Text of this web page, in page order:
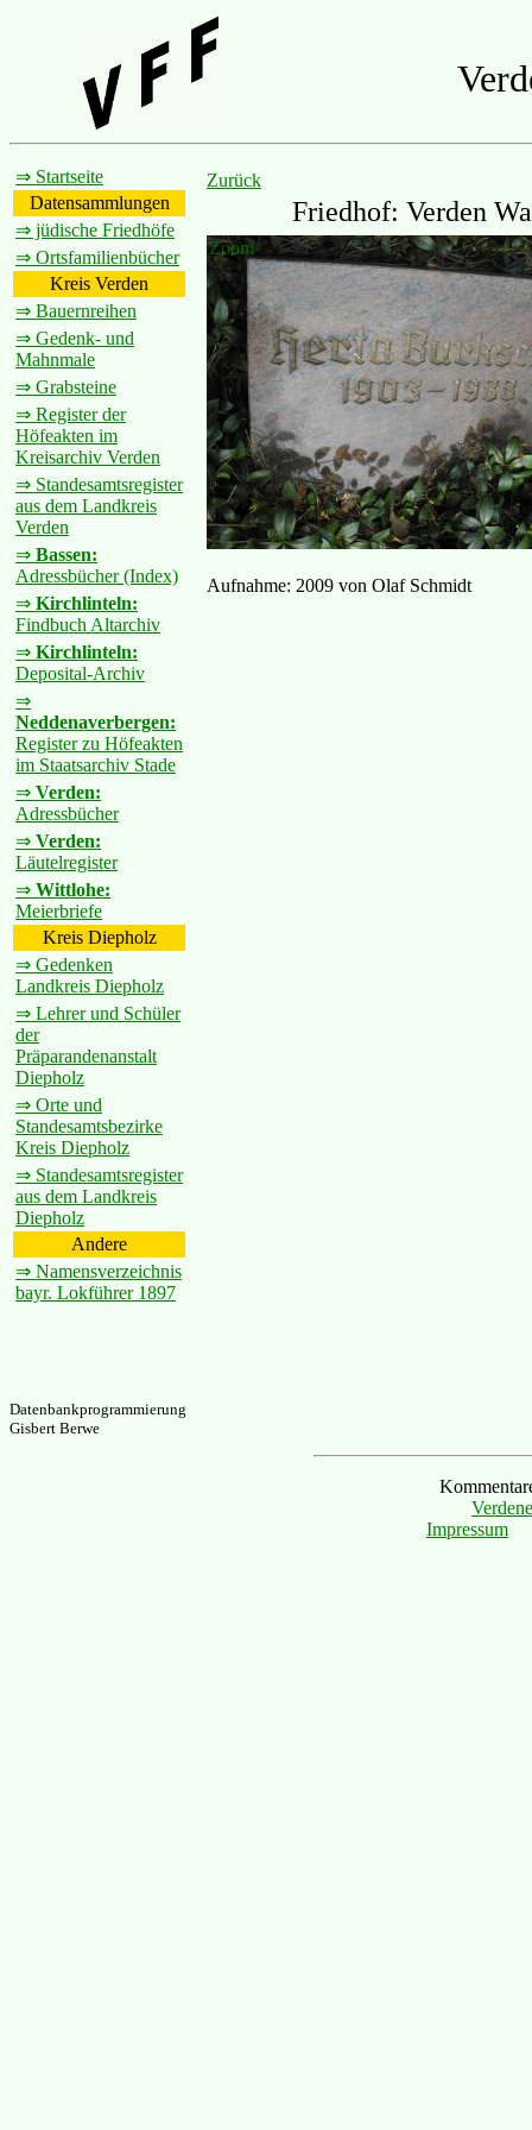
⇒ Startseite
Datensammlungen
⇒ jüdische Friedhöfe
⇒ Ortsfamilienbücher
Kreis Verden
⇒ Bauernreihen
⇒ Gedenk- und
Mahnmale
⇒ Grabsteine
⇒ Register der
Höfeakten im
Kreisarchiv Verden
⇒ Standesamtsregister
aus dem Landkreis
Verden
⇒ Bassen:
Adressbücher (Index)
⇒ Kirchlinteln:
Findbuch Altarchiv
⇒ Kirchlinteln:
Deposital-Archiv
⇒
Neddenaverbergen:
Register zu Höfeakten
im Staatsarchiv Stade
⇒ Verden:
Adressbücher
⇒ Verden:
Läutelregister
⇒ Wittlohe:
Meierbriefe
Kreis Diepholz
⇒ Gedenken
Landkreis Diepholz
⇒ Lehrer und Schüler
der
Präparandenanstalt
Diepholz
⇒ Orte und
Standesamtsbezirke
Kreis Diepholz
⇒ Standesamtsregister
aus dem Landkreis
Diepholz
Andere
⇒ Namensverzeichnis
bayr. Lokführer 1897
Zurück
Friedhof: Verden
Zoom
Aufnahme: 2009 von Olaf Schmidt
Datenbankprogrammierung
Gisbert Berwe
Impressum